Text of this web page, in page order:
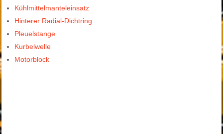
Kühlmittelmanteleinsatz
Hinterer Radial-Dichtring
Pleuelstange
Kurbelwelle
Motorblock